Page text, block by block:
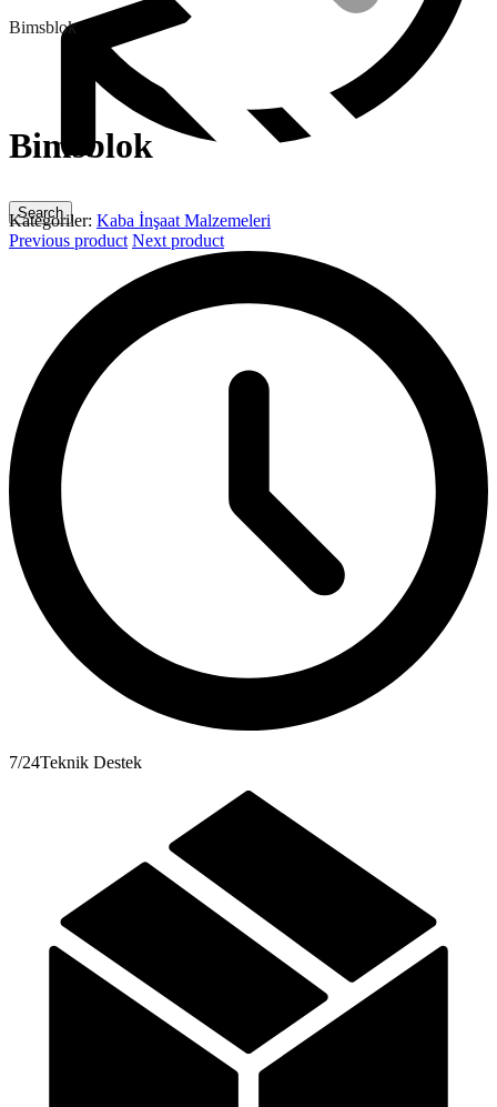
Kaba İnşaat Malzemesi Toptan Satışı ve Teslimi
Isı Yalıtım
Osb ve Plywood Malzemeler
Yapı Kimyasalları
Bimsblok
Bimsblok
Kategoriler: Kaba İnşaat Malzemeleri
Previous product Next product
7/24Teknik Destek